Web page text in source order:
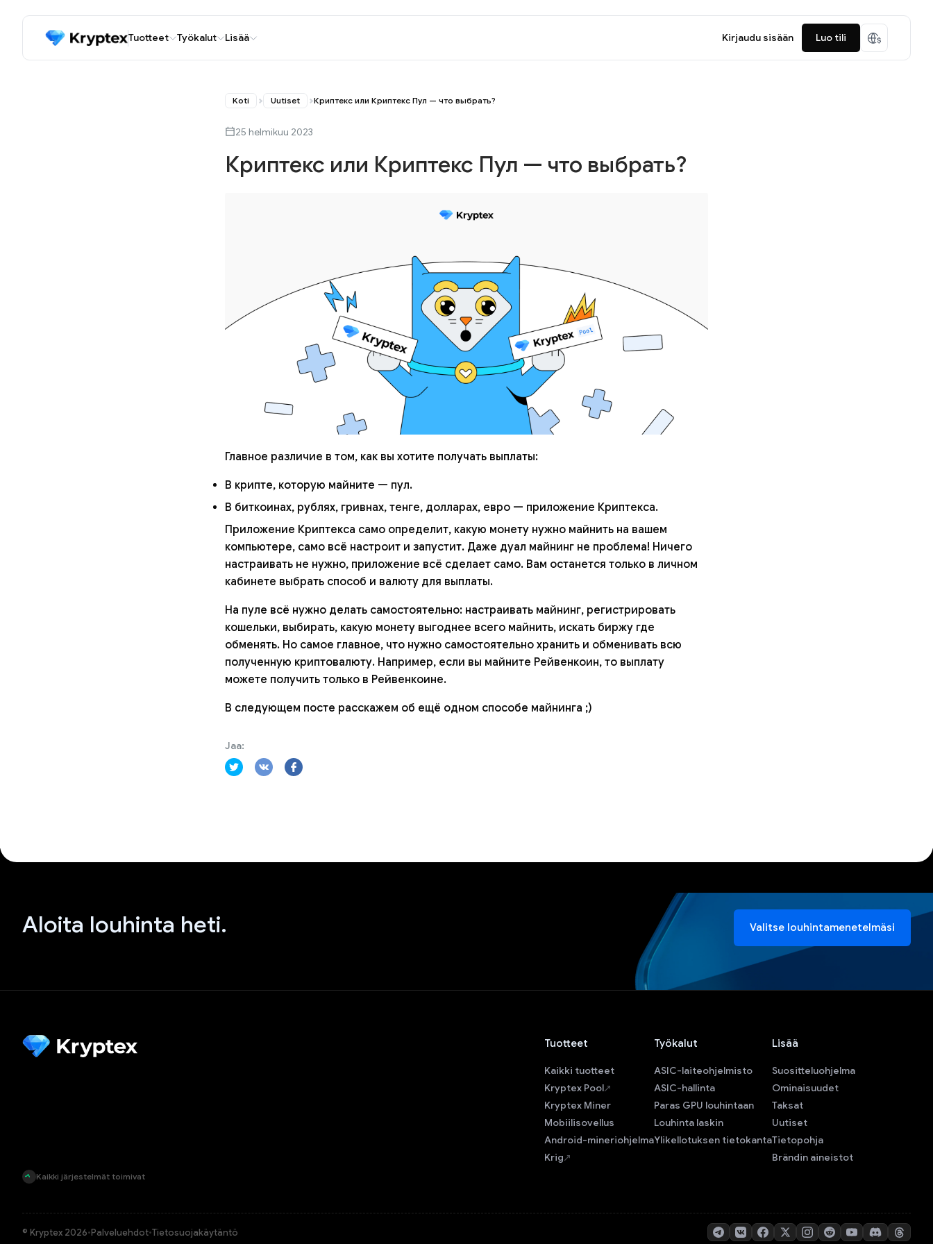
Tuotteet Työkalut Lisää Kirjaudu sisään Luo tili
Koti Uutiset Криптекс или Криптекс Пул — что выбрать?
25 helmikuu 2023
Криптекс или Криптекс Пул — что выбрать?
Главное различие в том, как вы хотите получать выплаты:
В крипте, которую майните — пул.
В биткоинах, рублях, гривнах, тенге, долларах, евро — приложение Криптекса.
Приложение Криптекса само определит, какую монету нужно майнить на вашем
компьютере, само всё настроит и запустит. Даже дуал майнинг не проблема! Ничего
настраивать не нужно, приложение всё сделает само. Вам останется только в личном
кабинете выбрать способ и валюту для выплаты.
На пуле всё нужно делать самостоятельно: настраивать майнинг, регистрировать
кошельки, выбирать, какую монету выгоднее всего майнить, искать биржу где
обменять. Но самое главное, что нужно самостоятельно хранить и обменивать всю
полученную криптовалюту. Например, если вы майните Рейвенкоин, то выплату
можете получить только в Рейвенкоине.
В следующем посте расскажем об ещё одном способе майнинга ;)
Jaa:
Aloita louhinta heti. Valitse louhintamenetelmäsi
Kaikki järjestelmät toimivat
Tuotteet
Kaikki tuotteet
Kryptex Pool
Kryptex Miner
Mobiilisovellus
Android-mineriohjelma
Krig
Työkalut
ASIC-laiteohjelmisto
ASIC-hallinta
Paras GPU louhintaan
Louhinta laskin
Ylikellotuksen tietokanta
Lisää
Suositteluohjelma
Ominaisuudet
Taksat
Uutiset
Tietopohja
Brändin aineistot
© Kryptex 2026•Palveluehdot•Tietosuojakäytäntö